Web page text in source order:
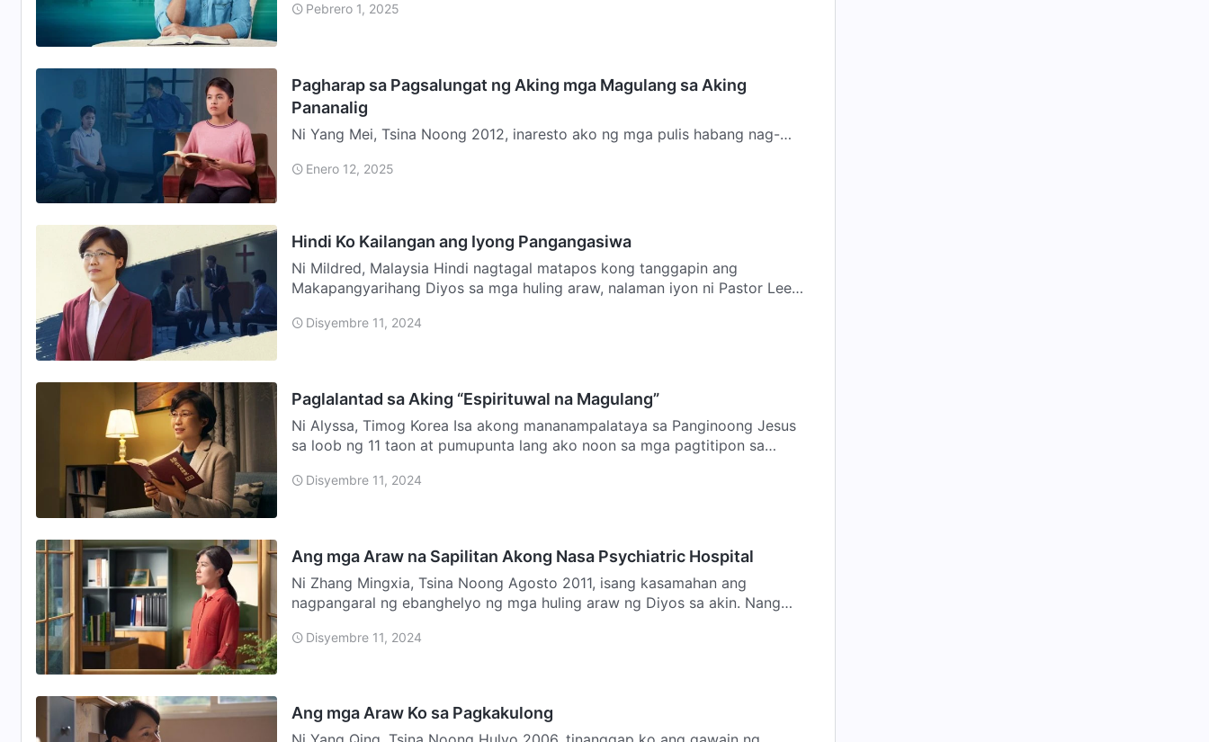
Pebrero 1, 2025
Pagharap sa Pagsalungat ng Aking mga Magulang sa Aking
Pananalig
Ni Yang Mei, Tsina Noong 2012, inaresto ako ng mga pulis habang nag-
kung sino-sino…
Enero 12, 2025
Hindi Ko Kailangan ang Iyong Pangangasiwa
Ni Mildred, Malaysia Hindi nagtagal matapos kong tanggapin ang
Makapangyarihang Diyos sa mga huling araw, nalaman iyon ni Pastor Lee.
Disyembre 11, 2024
Paglalantad sa Aking “Espirituwal na Magulang”
Ni Alyssa, Timog Korea Isa akong mananampalataya sa Panginoong Jesus
sa loob ng 11 taon at pumupunta lang ako noon sa mga pagtitipon sa
Disyembre 11, 2024
Ang mga Araw na Sapilitan Akong Nasa Psychiatric Hospital
Ni Zhang Mingxia, Tsina Noong Agosto 2011, isang kasamahan ang
nagpangaral ng ebanghelyo ng mga huling araw ng Diyos sa akin. Nang
Disyembre 11, 2024
Ang mga Araw Ko sa Pagkakulong